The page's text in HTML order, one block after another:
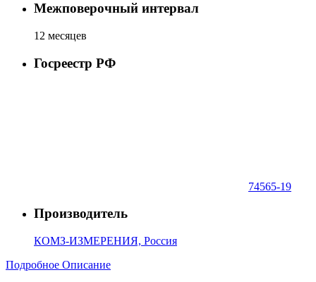
Межповерочный интервал
12 месяцев
Госреестр РФ
74565-19
Производитель
КОМЗ-ИЗМЕРЕНИЯ, Россия
Подробное Описание